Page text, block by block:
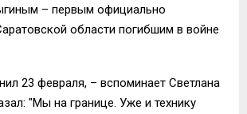
– первым официально
области погибшим в войне
23 февраля, – вспоминает Светлана
"Мы на границе. Уже и технику